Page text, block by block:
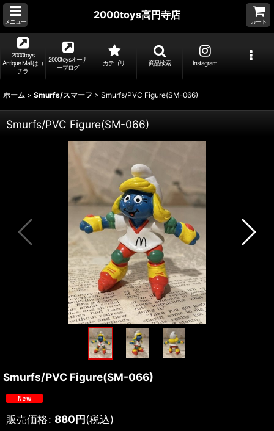
メニュー
2000toys高円寺店
カート
2000toys
Antique Mall はコ
チラ
2000toysオーナ
ーブログ
カテゴリ 商品検索 Instagram
ホーム > Smurfs/スマーフ > Smurfs/PVC Figure(SM-066)
Smurfs/PVC Figure(SM-066)
Smurfs/PVC Figure(SM-066)
販売価格: 880円(税込)